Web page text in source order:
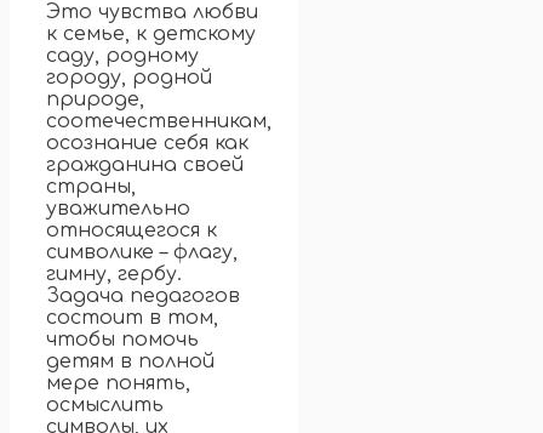
Это чувства любви
к семье, к детскому
саду, родному
городу, родной
природе,
соотечественникам,
осознание себя как
гражданина своей
страны,
уважительно
относящегося к
символике – флагу,
гимну, гербу.
Задача педагогов
состоит в том,
чтобы помочь
детям в полной
мере понять,
осмыслить
символы, их